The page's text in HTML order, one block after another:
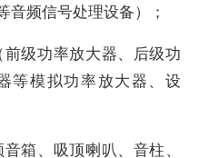
音频信号处理设备）；
级功率放大器、后级功
等模拟功率放大器、设
箱、吸顶喇叭、音柱、